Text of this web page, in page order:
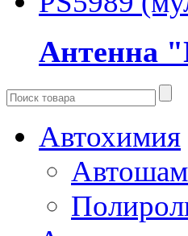
Антенна
Автохимия